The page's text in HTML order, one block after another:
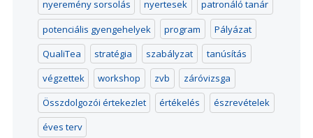
nyeremény sorsolás
nyertesek
patronáló tanár
potenciális gyengehelyek
program
Pályázat
QualiTea
stratégia szabályzat
tanúsítás
végzettek
workshop zvb
záróvizsga
Összdolgozói értekezlet
értékelés
észrevételek
éves terv